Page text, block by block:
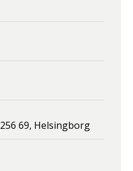
256 69, Helsingborg